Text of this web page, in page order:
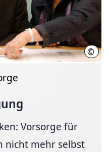
©
Vorsorge für
nicht mehr selbst